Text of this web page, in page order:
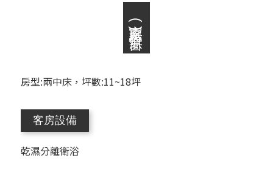
家庭房(無窗)
房型:兩中床，坪數:11~18坪
客房設備
乾濕分離衛浴